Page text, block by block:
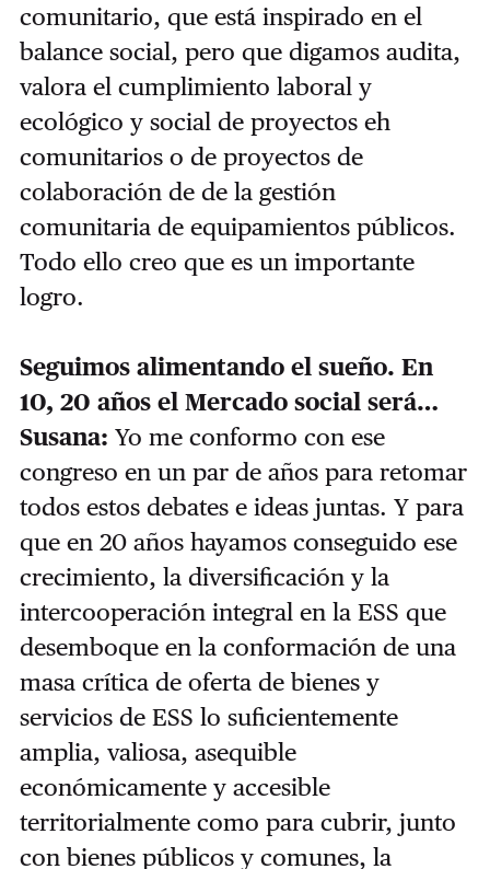
comunitario, que está inspirado en el
balance social, pero que digamos audita,
valora el cumplimiento laboral y
ecológico y social de proyectos eh
comunitarios o de proyectos de
colaboración de de la gestión
comunitaria de equipamientos públicos.
Todo ello creo que es un importante
logro.
Seguimos alimentando el sueño. En
10, 20 años el Mercado social será…
Susana: Yo me conformo con ese
congreso en un par de años para retomar
todos estos debates e ideas juntas. Y para
que en 20 años hayamos conseguido ese
crecimiento, la diversificación y la
intercooperación integral en la ESS que
desemboque en la conformación de una
masa crítica de oferta de bienes y
servicios de ESS lo suficientemente
amplia, valiosa, asequible
económicamente y accesible
territorialmente como para cubrir, junto
con bienes públicos y comunes, la